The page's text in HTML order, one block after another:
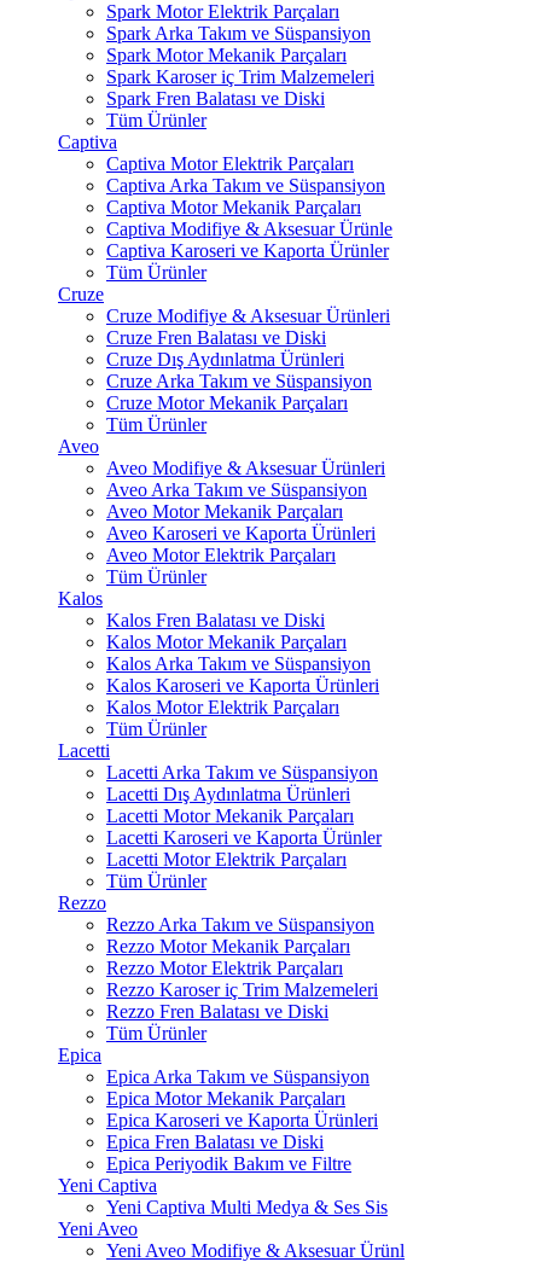
Spark Motor Elektrik Parçaları
Spark Arka Takım ve Süspansiyon
Spark Motor Mekanik Parçaları
Spark Karoser iç Trim Malzemeleri
Spark Fren Balatası ve Diski
Tüm Ürünler
Captiva
Captiva Motor Elektrik Parçaları
Captiva Arka Takım ve Süspansiyon
Captiva Motor Mekanik Parçaları
Captiva Modifiye & Aksesuar Ürünle
Captiva Karoseri ve Kaporta Ürünler
Tüm Ürünler
Cruze
Cruze Modifiye & Aksesuar Ürünleri
Cruze Fren Balatası ve Diski
Cruze Dış Aydınlatma Ürünleri
Cruze Arka Takım ve Süspansiyon
Cruze Motor Mekanik Parçaları
Tüm Ürünler
Aveo
Aveo Modifiye & Aksesuar Ürünleri
Aveo Arka Takım ve Süspansiyon
Aveo Motor Mekanik Parçaları
Aveo Karoseri ve Kaporta Ürünleri
Aveo Motor Elektrik Parçaları
Tüm Ürünler
Kalos
Kalos Fren Balatası ve Diski
Kalos Motor Mekanik Parçaları
Kalos Arka Takım ve Süspansiyon
Kalos Karoseri ve Kaporta Ürünleri
Kalos Motor Elektrik Parçaları
Tüm Ürünler
Lacetti
Lacetti Arka Takım ve Süspansiyon
Lacetti Dış Aydınlatma Ürünleri
Lacetti Motor Mekanik Parçaları
Lacetti Karoseri ve Kaporta Ürünler
Lacetti Motor Elektrik Parçaları
Tüm Ürünler
Rezzo
Rezzo Arka Takım ve Süspansiyon
Rezzo Motor Mekanik Parçaları
Rezzo Motor Elektrik Parçaları
Rezzo Karoser iç Trim Malzemeleri
Rezzo Fren Balatası ve Diski
Tüm Ürünler
Epica
Epica Arka Takım ve Süspansiyon
Epica Motor Mekanik Parçaları
Epica Karoseri ve Kaporta Ürünleri
Epica Fren Balatası ve Diski
Epica Periyodik Bakım ve Filtre
Yeni Captiva
Yeni Captiva Multi Medya & Ses Sis
Yeni Aveo
Yeni Aveo Modifiye & Aksesuar Ürünl